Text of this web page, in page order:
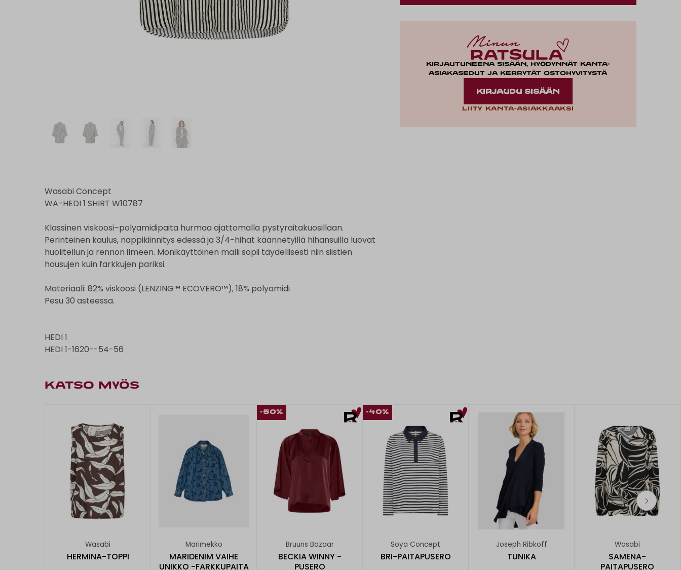
Wasabi Concept
WA-HEDI 1 SHIRT W10787
Klassinen viskoosi–polyamidipaita hurmaa ajattomalla pystyraitakuosillaan.
Perinteinen kaulus, nappikiinnitys edessä ja 3/4-hihat käännetyillä hihansuilla luovat
huolitellun ja rennon ilmeen. Monikäyttöinen malli sopii täydellisesti niin siistien
housujen kuin farkkujen pariksi.
Materiaali: 82% viskoosi (LENZING™ ECOVERO™), 18% polyamidi
Pesu 30 asteessa.
HEDI 1
HEDI 1-1620--54-56
Kirjautuneena sisään, hyödynnät kanta-
asiakasedut ja kerrytät ostohyvitystä
KIRJAUDU SISÄÄN
Liity kanta-asiakkaaksi
KATSO MYÖS
Wasabi
HERMINA-TOPPI
Marimekko
MARIDENIM VAIHE
UNIKKO -FARKKUPAITA
-50%
Bruuns Bazaar
BECKIA WINNY -
PUSERO
-40%
Soya Concept
BRI-PAITAPUSERO
Joseph Ribkoff
TUNIKA
Wasabi
SAMENA-
PAITAPUSERO